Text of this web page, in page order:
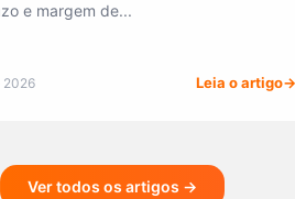
e margem de...
2026 Leia o artigo
Ver todos os artigos →